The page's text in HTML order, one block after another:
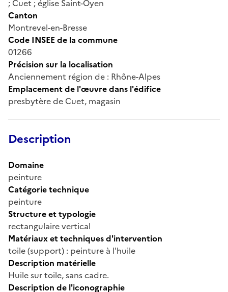
; Cuet ; église Saint-Oyen
Canton
Montrevel-en-Bresse
Code INSEE de la commune
01266
Précision sur la localisation
Anciennement région de : Rhône-Alpes
Emplacement de l'œuvre dans l'édifice
presbytère de Cuet, magasin
Description
Domaine
peinture
Catégorie technique
peinture
Structure et typologie
rectangulaire vertical
Matériaux et techniques d'intervention
toile (support) : peinture à l'huile
Description matérielle
Huile sur toile, sans cadre.
Description de l'iconographie